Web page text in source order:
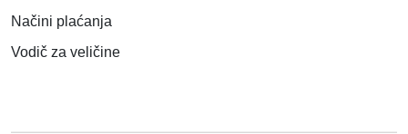
Načini plaćanja
Vodič za veličine